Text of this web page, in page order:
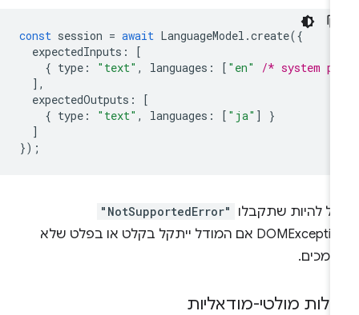
const session = await LanguageModel.create
expectedInputs
{ type : "text", languages : ["en" /* system
expectedOutputs
{ type : "text", languages : ["ja"
להיות שתקבלו "NotSupportedError"
DOMException אם המודל ייתקל בקלט או בפלט שלא
מולטי-מודאליות